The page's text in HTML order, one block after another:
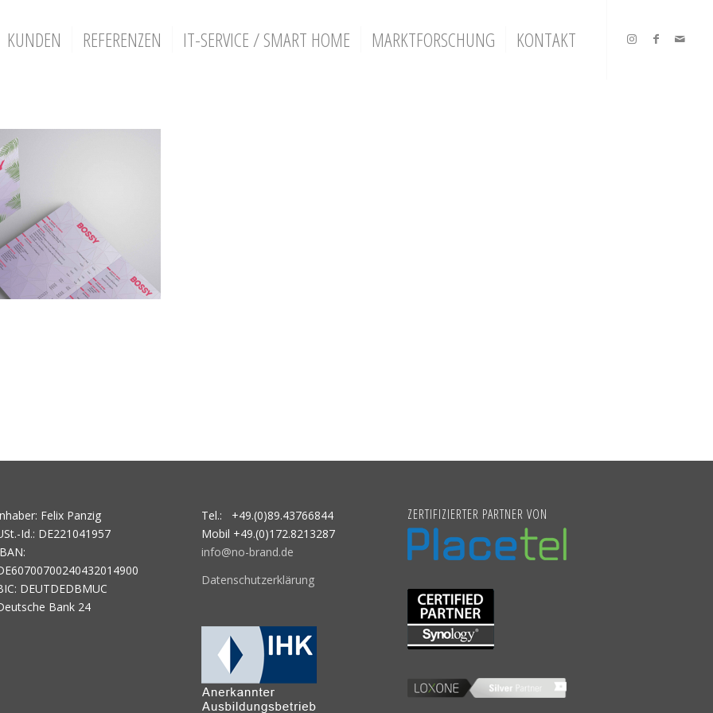
KUNDEN REFERENZEN IT-SERVICE / SMART HOME MARKTFORSCHUNG KONTAKT
Felix Panzig
Id.: DE221041957
DEUTDEDBMUC
Bank 24
Tel.: +49.(0)89.43766844
Mobil +49.(0)172.8213287
info@no-brand.de
Datenschutzerklärung
ZERTIFIZIERTER PARTNER VON